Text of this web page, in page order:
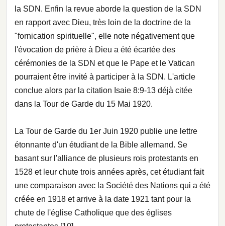
la SDN. Enfin la revue aborde la question de la SDN
en rapport avec Dieu, très loin de la doctrine de la
"fornication spirituelle", elle note négativement que
l'évocation de prière à Dieu a été écartée des
cérémonies de la SDN et que le Pape et le Vatican
pourraient être invité à participer à la SDN. L'article
conclue alors par la citation Isaie 8:9-13 déjà citée
dans la Tour de Garde du 15 Mai 1920.
La Tour de Garde du 1er Juin 1920 publie une lettre
étonnante d'un étudiant de la Bible allemand. Se
basant sur l'alliance de plusieurs rois protestants en
1528 et leur chute trois années après, cet étudiant fait
une comparaison avec la Société des Nations qui a été
créée en 1918 et arrive à la date 1921 tant pour la
chute de l'église Catholique que des églises